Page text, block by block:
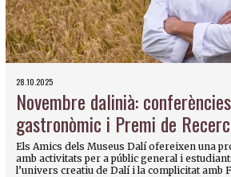
28.10.2025
Novembre dalinià:
gastronòmic i Premi de
Els Amics dels Museus Dalí ofereixen una
amb activitats per a públic general i
l’univers creatiu de Dalí i la complicitat amb